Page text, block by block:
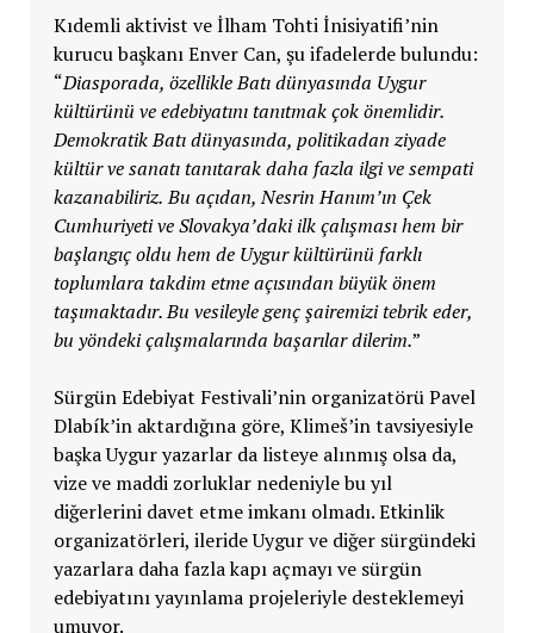
Kıdemli aktivist ve İlham Tohti İnisiyatifi’nin
kurucu başkanı Enver Can, şu ifadelerde bulundu:
“Diasporada, özellikle Batı dünyasında Uygur
kültürünü ve edebiyatını tanıtmak çok önemlidir.
Demokratik Batı dünyasında, politikadan ziyade
kültür ve sanatı tanıtarak daha fazla ilgi ve sempati
kazanabiliriz. Bu açıdan, Nesrin Hanım’ın Çek
Cumhuriyeti ve Slovakya’daki ilk çalışması hem bir
başlangıç oldu hem de Uygur kültürünü farklı
toplumlara takdim etme açısından büyük önem
taşımaktadır. Bu vesileyle genç şairemizi tebrik eder,
bu yöndeki çalışmalarında başarılar dilerim.”
Sürgün Edebiyat Festivali’nin organizatörü Pavel
Dlabík’in aktardığına göre, Klimeš’in tavsiyesiyle
başka Uygur yazarlar da listeye alınmış olsa da,
vize ve maddi zorluklar nedeniyle bu yıl
diğerlerini davet etme imkanı olmadı. Etkinlik
organizatörleri, ileride Uygur ve diğer sürgündeki
yazarlara daha fazla kapı açmayı ve sürgün
edebiyatını yayınlama projeleriyle desteklemeyi
umuyor.